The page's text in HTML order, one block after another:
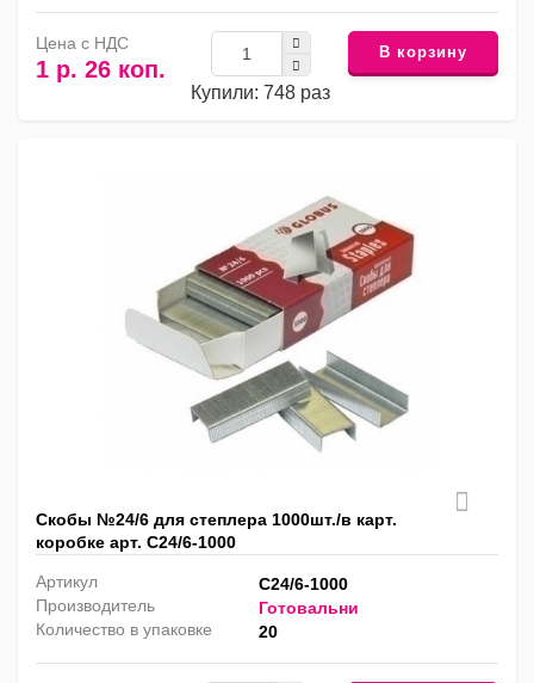
Цена с НДС
1 р. 26 коп.
Купили: 748 раз
В корзину
Скобы №24/6 для степлера 1000шт./в карт.
коробке арт. С24/6-1000
Артикул
С24/6-1000
Производитель
Готовальни
Количество в упаковке
20